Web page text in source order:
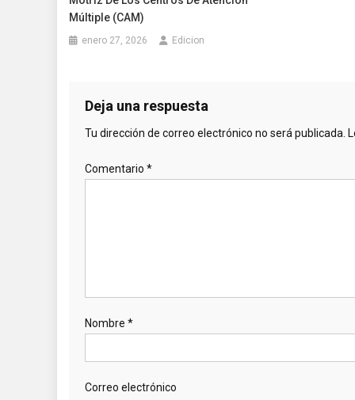
Múltiple (CAM)
enero 27, 2026 Edicion
Deja una respuesta
Tu dirección de correo electrónico no será publicada.
Comentario *
Nombre *
Correo electrónico